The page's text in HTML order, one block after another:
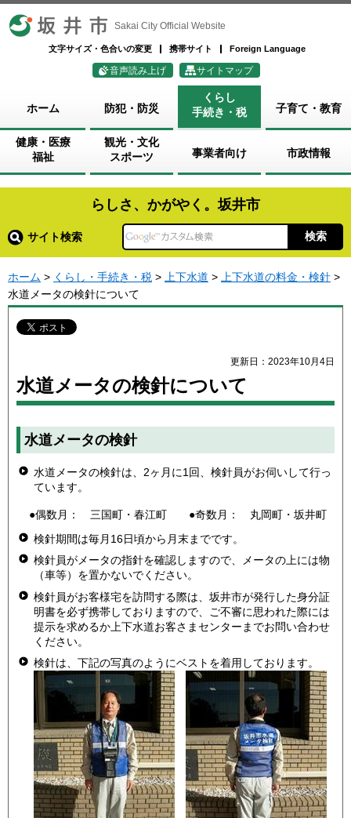
坂井市 Sakai City Official Website
文字サイズ・色合いの変更 携帯サイト Foreign Language
音声読み上げ サイトマップ
ホーム 防犯・防災
くらし
手続き・税
子育て・教育
健康・医療
福祉
観光・文化
スポーツ
事業者向け 市政情報
らしさ、かがやく。坂井市
サイト検索
ホーム > くらし・手続き・税 > 上下水道 > 上下水道の料金・検針 >
水道メータの検針について
更新日：2023年10月4日
水道メータの検針について
水道メータの検針
水道メータの検針は、2ヶ月に1回、検針員がお伺いして行っ
ています。
●偶数月： 三国町・春江町 ●奇数月： 丸岡町・坂井町
検針期間は毎月16日頃から月末までです。
検針員がメータの指針を確認しますので、メータの上には物
（車等）を置かないでください。
検針員がお客様宅を訪問する際は、坂井市が発行した身分証
明書を必ず携帯しておりますので、ご不審に思われた際には
提示を求めるか上下水道お客さまセンターまでお問い合わせ
ください。
検針は、下記の写真のようにベストを着用しております。